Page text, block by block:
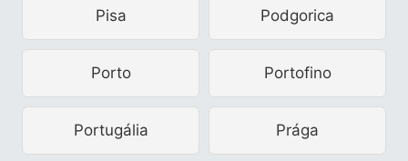
Pisa Podgorica
Porto Portofino
Portugália Prága